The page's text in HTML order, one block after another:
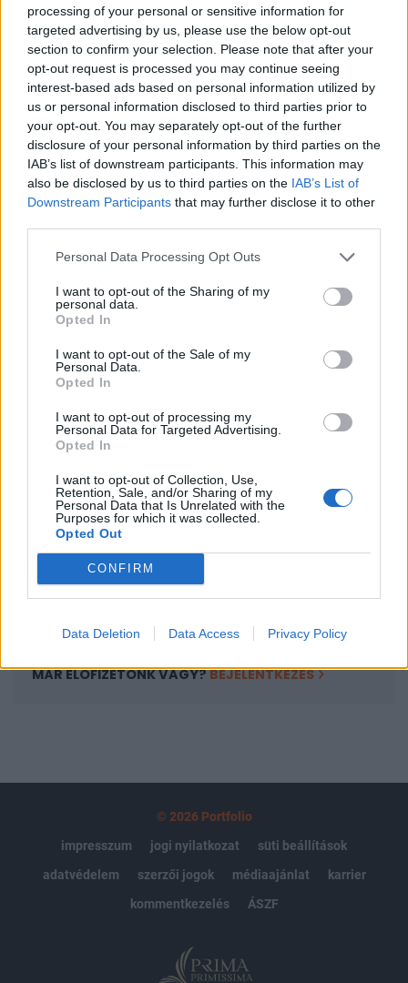
processing of your personal or sensitive information for
targeted advertising by us, please use the below opt-out
section to confirm your selection. Please note that after your
opt-out request is processed you may continue seeing
interest-based ads based on personal information utilized by
us or personal information disclosed to third parties prior to
your opt-out. You may separately opt-out of the further
disclosure of your personal information by third parties on the
IAB’s list of downstream participants. This information may
also be disclosed by us to third parties on the IAB’s List of
Downstream Participants that may further disclose it to other
Personal Data Processing Opt Outs
I want to opt-out of the Sharing of my
personal data.
Opted In
I want to opt-out of the Sale of my
Personal Data.
Opted In
I want to opt-out of processing my
Personal Data for Targeted Advertising.
Opted In
I want to opt-out of Collection, Use,
Retention, Sale, and/or Sharing of my
Personal Data that Is Unrelated with the
Purposes for which it was collected.
Opted Out
CONFIRM
Data Deletion Data Access Privacy Policy
Újabb gyenge napja lehet a tőkepiacoknak az
Egyesült Államokban a határidős piacok nyitás
előtti állása alapján. Az amerikai makronaptár ma
üres, így a kereskedést vállalati hírek,
eredmények irányíthatják, melyek azonban nem
sok jóval kecsegtetnek.
Ma szoros figyelemmel követett makrogazdasági adat nem
várható, így a befektetők a vállalati hírekre fókuszálhatnak.
eredményeket illetően, és úgy vélik, hogy a harmadik
számolhatnak be. A társaságok második negyedéve
túlnyomó részt jól sikerült, és nettó eredménysoron...
KEDVES OLVASÓNK!
A keresett cikk a portfolio.hu hírarchívumához
tartozik, melynek olvasása előfizetéses
Az előfizetés a következőket tartalmazza:
Portfolio.hu teljes cikkarchívum
Kötéslisták: BÉT elmúlt 2 év napon belüli
kötéslistái
MÁR ELŐFIZETŐNK VAGY?BEJELENTKEZÉS
© 2026 Portfolio
impresszum
jogi nyilatkozat
süti beállítások
adatvédelem
szerzői jogok médiaajánlat
karrier
kommentkezelés
ÁSZF